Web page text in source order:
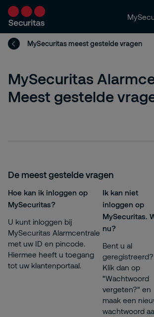
MySecuritas meest gestelde vragen
MySecuritas
Meest gestelde
De meest gestelde vragen
Hoe kan ik inloggen op
MySecuritas?
U kunt inloggen bij
MySecuritas Alarmcentrale
met uw ID en pincode.
Hiermee heeft u toegang
tot uw klantenportaal.
Ik kan niet
inloggen op
MySecuritas.
nu?
Bent u al
geregistreerd?
Klik dan op
"Wachtwoord
vergeten?" en
maak een
wachtwoord